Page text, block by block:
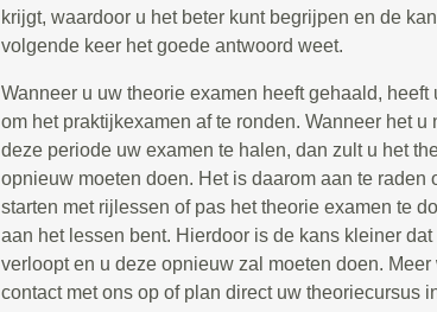
krijgt, waardoor u het beter kunt begrijpen en de
volgende keer het goede antwoord weet.
Wanneer u uw theorie examen heeft gehaald, heeft
om het praktijkexamen af te ronden. Wanneer het u
deze periode uw examen te halen, dan zult u het
opnieuw moeten doen. Het is daarom aan te raden
starten met rijlessen of pas het theorie examen te
aan het lessen bent. Hierdoor is de kans kleiner
verloopt en u deze opnieuw zal moeten doen.
contact met ons op of plan direct uw theoriecursus